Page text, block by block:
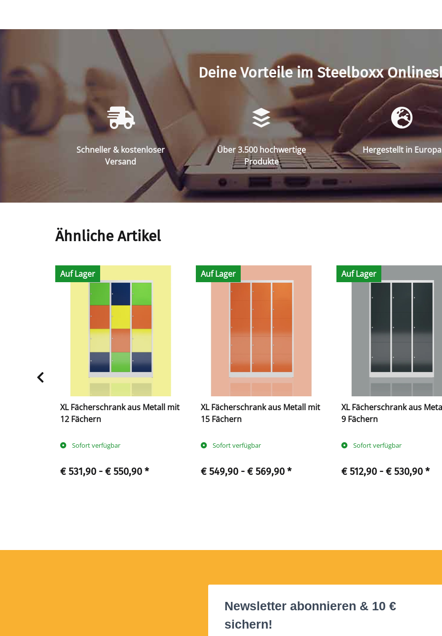
Deine Vorteile im Steelboxx
Schneller & kostenloser
Versand
Über 3.500 hochwertige
Produkte
Hergestellt in Europa
Ähnliche Artikel
Auf Lager
XL Fächerschrank aus Metall mit
12 Fächern
Sofort verfügbar
€ 531,90 - € 550,90 *
Auf Lager
XL Fächerschrank aus Metall mit
15 Fächern
Sofort verfügbar
€ 549,90 - € 569,90 *
Auf Lager
XL Fächerschrank aus
9 Fächern
Sofort verfügbar
€ 512,90 - € 530,90 *